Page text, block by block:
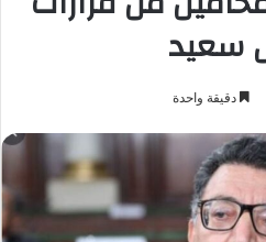
سعيد
دقيقة واحدة